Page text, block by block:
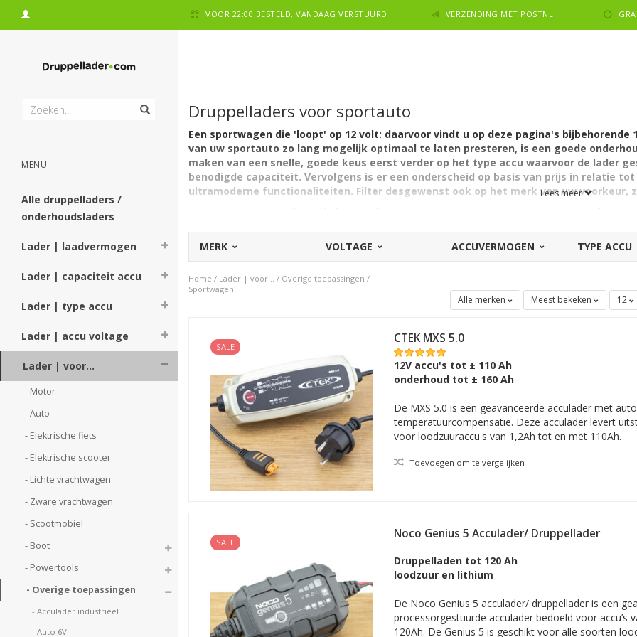
VOOR 22:00 BESTELD, VANDAAG VERSTUURD VERZENDING MET POSTNL
MENU
Alle druppelladers /
onderhoudsladers
Lader | laadvermogen
Lader | capaciteit accu
Lader | type accu
Lader | accu voltage
Lader | voor...
- Motor
- Auto
- Elektrische fiets
- Elektrische scooter
- Lichte vrachtwagen
- Zware vrachtwagen
- Scootmobiel
- Boot
- Powertools
- Overige toepassingen
- Acculader industrieel
- Auto 6V
Druppelladers voor sportauto
Een sportwagen die 'loopt' op 12 volt: daarvoor vindt u op deze pagina's bijbehorende
van uw sportauto zo lang mogelijk optimaal te laten presteren, is een goede
maken van een snelle, goede keus eerst verder op het type accu waarvoor de lader
benodigde capaciteit. Vervolgens is er een onderscheid op basis van prijs in relatie
ultramoderne functionaliteiten. Filter desgewenst ook op het merk van uw voorkeur,
Ook laden met een zwaardere druppellader kan prima
De batterijladers in deze categorie zijn prima geschikt voor de gemiddelde accu van een
druppelladers zijn geschikt voor kleinere accu's. Denk aan laders voor een lichte of zelfs grotere
van een auto kunnen laden en onderhouden. De echt zware laders tonen we echter niet in deze
hier wél vindt qua formaat, functie en gebruiksgemak specifieker zijn afgestemd op het gezond
Filter vanuit deze pagina in elk geval op het type accu: zoekt u een auto onderhoudslader voor
(Ca/Ca), AGM, onderhoudsvrije (MF) of Lithium-Ion accu?
Capaciteit van de sportauto-accu
Eveneens handig om snel de juiste lader te vinden: filter als gezegd ook op de capaciteit van de
Ook voor 6V en/of 24V?
Verder zijn meerdere druppelladers voor de sportauto behalve voor 12 volt óók geschikt voor
'gecombineerde' acculader kan uiteraard van pas komen als u meerdere soorten accu's te
Stappenprogramma en andere verschillen tussen druppelladers voor de auto
Elke druppellader heeft zijn eigen veelal geavanceerde functies, zoals in veel gevallen een meer-
programma. Denk bijvoorbeeld aan automatische detectie van de accuspanning, led-indicatie,
Lees meer
MERK VOLTAGE ACCUVERMOGEN TYPE ACCU
Home / Lader | voor... / Overige toepassingen /
Sportwagen
Alle merken Meest bekeken 12
SALE
CTEK MXS 5.0
12V accu's tot ± 110 Ah
onderhoud tot ± 160 Ah
De MXS 5.0 is een geavanceerde acculader met
temperatuurcompensatie. Deze acculader levert
voor loodzuuraccu's van 1,2Ah tot en met 110Ah.
Toevoegen om te vergelijken
SALE
Noco Genius 5 Acculader/ Druppellader
Druppelladen tot 120 Ah
loodzuur en lithium
De Noco Genius 5 acculader/ druppellader is een
processorgestuurde acculader bedoeld voor accu’s
120Ah. De Genius 5 is geschikt voor alle soorten